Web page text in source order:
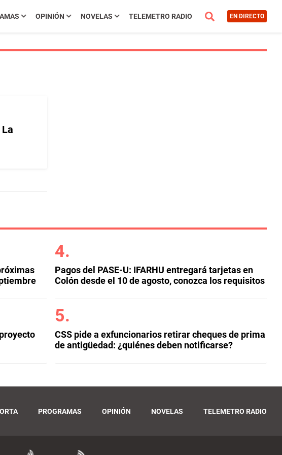
OPINIÓN NOVELAS TELEMETRO RADIO EN DIRECTO
Pagos del PASE-U: IFARHU entregará tarjetas en
Colón desde el 10 de agosto, conozca los requisitos
CSS pide a exfuncionarios retirar cheques de prima
de antigüedad: ¿quiénes deben notificarse?
PROGRAMAS OPINIÓN NOVELAS TELEMETRO RADIO